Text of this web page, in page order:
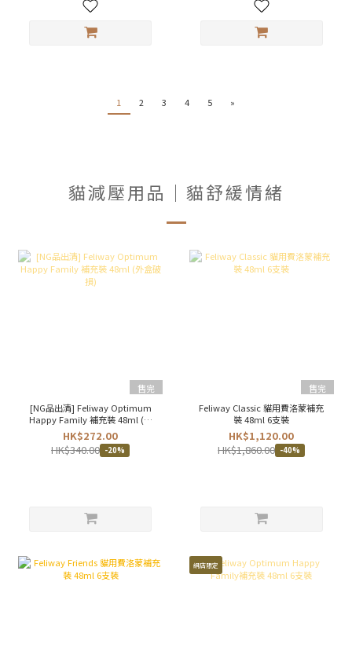
1 2 3 4 5 »
貓減壓用品｜貓舒緩情緒
售完
[NG品出清] Feliway Optimum
Happy Family 補充裝 48ml (外
盒破損)
HK$272.00
HK$340.00 -20%
售完
Feliway Classic 貓用費洛蒙補充
裝 48ml 6支裝
HK$1,120.00
HK$1,860.00 -40%
網店限定